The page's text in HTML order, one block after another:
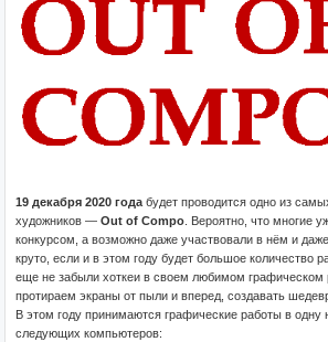
19 декабря 2020 года будет проводится одно из
художников — Out of Compo . Вероятно, что многие
конкурсом, а возможно даже участвовали в нём и
круто, если и в этом году будет большое количество
еще не забыли хоткеи в своем любимом графическом
протираем экраны от пыли и вперед, создавать
В этом году принимаются графические работы в одну
следующих компьютеров: